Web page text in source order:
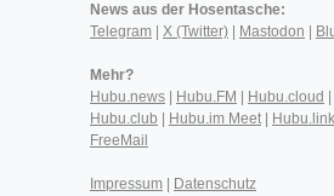
News aus der Hosentasche:
Telegram
X (Twitter) Mastodon
Mehr?
Hubu.news
Hubu.FM Hubu.cloud
Hubu.club
Hubu.im Meet| Hubu.link
FreeMail
Impressum Datenschutz